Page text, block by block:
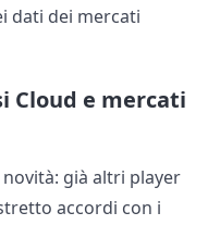
dati dei mercati
Cloud e mercati
già altri player
accordi con i